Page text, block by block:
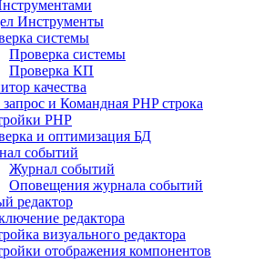
Инструменты
системы
Проверка системы
Проверка КП
качества
запрос и Командная PHP строка
PHP
и оптимизация БД
событий
Журнал событий
Оповещения журнала событий
редактор
редактора
визуального редактора
отображения компонентов